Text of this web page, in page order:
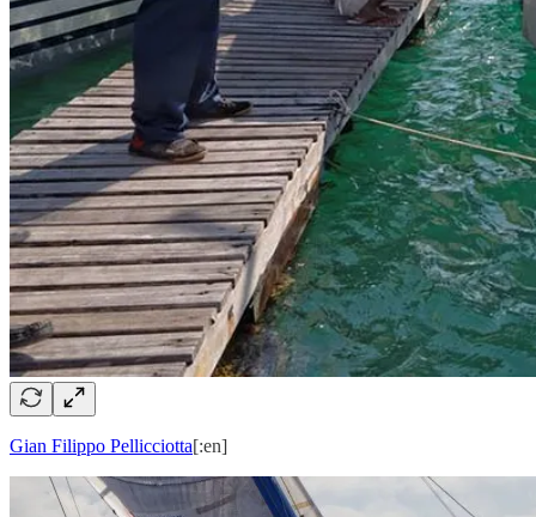
Gian Filippo Pellicciotta[:en]